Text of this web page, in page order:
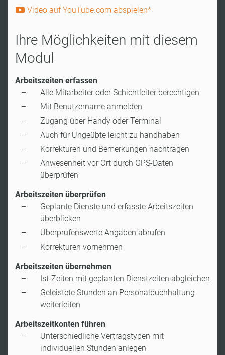
Video auf YouTube.com abspielen*
Ihre Möglichkeiten mit diesem
Modul
Arbeitszeiten erfassen
Alle Mitarbeiter oder Schichtleiter berechtigen
Mit Benutzername anmelden
Zugang über Handy oder Terminal
Auch für Ungeübte leicht zu handhaben
Korrekturen und Bemerkungen nachtragen
Anwesenheit vor Ort durch GPS-Daten
überprüfen
Arbeitszeiten überprüfen
Geplante Dienste und erfasste Arbeitszeiten
überblicken
Überprüfenswerte Angaben abrufen
Korrekturen vornehmen
Arbeitszeiten übernehmen
Ist-Zeiten mit geplanten Dienstzeiten abgleichen
Geleistete Stunden an Personalbuchhaltung
weiterleiten
Arbeitszeitkonten führen
Unterschiedliche Vertragstypen mit
individuellen Stunden anlegen